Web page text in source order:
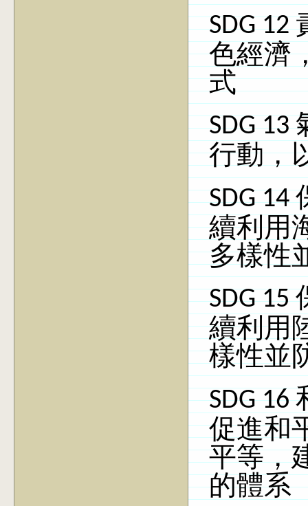
SDG 12
色經濟
式
SDG 13
行動，
SDG 14
續利用
多樣性
SDG 15
續利用
樣性並
SDG 16
促進和
平等，
的體系